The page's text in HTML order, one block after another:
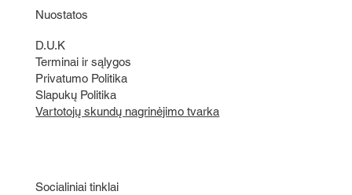
Nuostatos
D.U.K
Terminai ir sąlygos
Privatumo Politika
Slapukų Politika
Vartotojų skundų nagrinėjimo tvarka
Socialiniai tinklai